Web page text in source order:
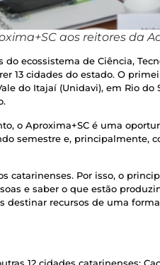
aos reitores da
ecossistema de Ciência,
13 cidades do estado. O
do Itajaí (Unidavi), em Rio
o Aproxima+SC é uma
semestre e, principalmente,
catarinenses. Por isso, o
e saber o que estão
destinar recursos de uma